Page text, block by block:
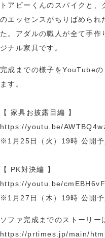
トアビーくんのスパイクと
のエッセンスがちりばめられ
た。アダルの職人が全て手作
ジナル家具です。
完成までの様子をYouTube
ます。
【 家具お披露目編 】
https://youtu.be/
※1月25日（火）19時 公開予
【 PK対決編 】
https://youtu.be/
※1月27日（木）19時 公開予
ソファ完成までのストーリ
https://prtimes.jp/main/